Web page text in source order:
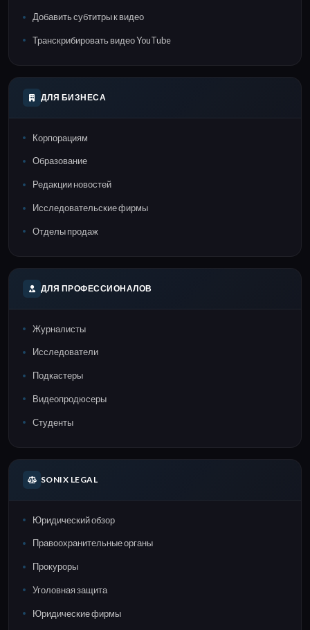
Добавить субтитры к видео
Транскрибировать видео YouTube
ДЛЯ БИЗНЕСА
Корпорациям
Образование
Редакции новостей
Исследовательские фирмы
Отделы продаж
ДЛЯ ПРОФЕССИОНАЛОВ
Журналисты
Исследователи
Подкастеры
Видеопродюсеры
Студенты
SONIX LEGAL
Юридический обзор
Правоохранительные органы
Прокуроры
Уголовная защита
Юридические фирмы